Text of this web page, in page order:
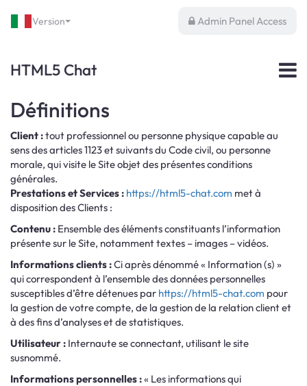
Version Admin Panel Access
HTML5 Chat
Définitions
Client :tout professionnel ou personne physique capable au
sens des articles 1123 et suivants du Code civil, ou personne
morale, qui visite le Site objet des présentes conditions
générales.
Prestations et Services : https://html5-chat.com met à
disposition des Clients :
Contenu : Ensemble des éléments constituants l’information
présente sur le Site, notamment textes – images – vidéos.
Informations clients :Ci après dénommé « Information (s) »
qui correspondent à l’ensemble des données personnelles
susceptibles d’être détenues par https://html5-chat.com pour
la gestion de votre compte, de la gestion de la relation client et
à des fins d’analyses et de statistiques.
Utilisateur : Internaute se connectant, utilisant le site
susnommé.
Informations personnelles :« Les informations qui